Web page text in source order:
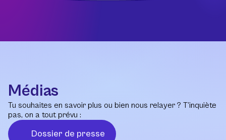
Médias
Tu souhaites en savoir plus ou bien nous relayer ? T’inquiète
pas, on a tout prévu :
Dossier de presse